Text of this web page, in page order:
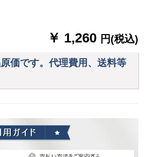
￥ 1,260 円(税込)
価です。代理費用、送料等